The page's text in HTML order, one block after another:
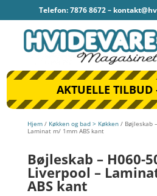
Telefon: 7876 8672 –
AKTUELLE TILBUD
Hjem/ Køkken og bad > Køkken/ Bøjleskab
Laminat m/ 1mm ABS kant
Bøjleskab – H060-
Liverpool –
ABS kant